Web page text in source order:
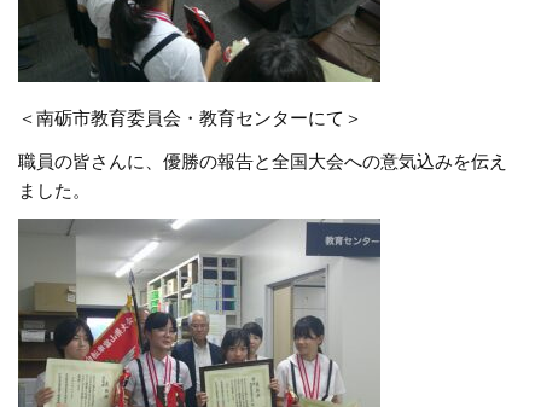
＜南砺市教育委員会・教育センターにて＞
職員の皆さんに、優勝の報告と全国大会への意気込みを伝え
ました。